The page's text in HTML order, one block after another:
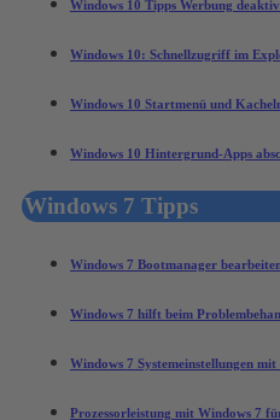
Windows 10 Tipps Werbung
Windows 10: Schnellzugriff im
Windows 10 Startmenü und
Windows 10 Hintergrund-Apps
Windows 7 Tipps
Windows 7 Bootmanager
Windows 7 hilft beim
Windows 7 Systemeinstellungen
Prozessorleistung mit Windows 7